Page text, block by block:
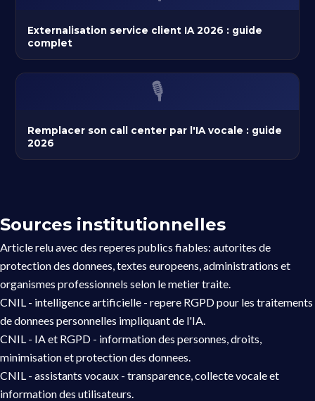
Externalisation service client IA 2026 : guide
complet
🎙️
Remplacer son call center par l'IA vocale : guide
2026
Sources institutionnelles
Article relu avec des reperes publics fiables: autorites de
protection des donnees, textes europeens, administrations et
organismes professionnels selon le metier traite.
CNIL - intelligence artificielle - repere RGPD pour les traitements
de donnees personnelles impliquant de l'IA.
CNIL - IA et RGPD - information des personnes, droits,
minimisation et protection des donnees.
CNIL - assistants vocaux - transparence, collecte vocale et
information des utilisateurs.